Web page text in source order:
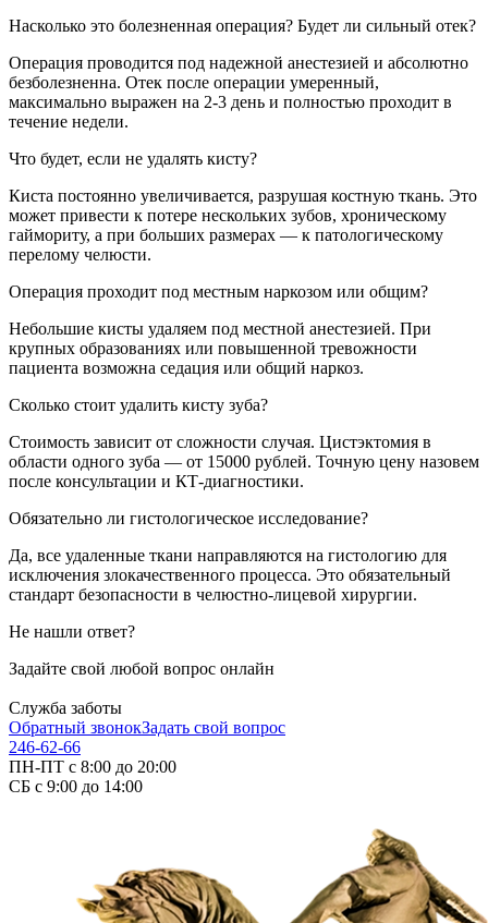
Насколько это болезненная операция? Будет ли сильный отек?
Операция проводится под надежной анестезией и абсолютно
безболезненна. Отек после операции умеренный,
максимально выражен на 2-3 день и полностью проходит в
течение недели.
Что будет, если не удалять кисту?
Киста постоянно увеличивается, разрушая костную ткань. Это
может привести к потере нескольких зубов, хроническому
гаймориту, а при больших размерах — к патологическому
перелому челюсти.
Операция проходит под местным наркозом или общим?
Небольшие кисты удаляем под местной анестезией. При
крупных образованиях или повышенной тревожности
пациента возможна седация или общий наркоз.
Сколько стоит удалить кисту зуба?
Стоимость зависит от сложности случая. Цистэктомия в
области одного зуба — от 15000 рублей. Точную цену назовем
после консультации и КТ-диагностики.
Обязательно ли гистологическое исследование?
Да, все удаленные ткани направляются на гистологию для
исключения злокачественного процесса. Это обязательный
стандарт безопасности в челюстно-лицевой хирургии.
Не нашли ответ?
Задайте свой любой вопрос онлайн
Служба заботы
Обратный звонокЗадать свой вопрос
246-62-66
ПН-ПТ с 8:00 до 20:00
СБ с 9:00 до 14:00